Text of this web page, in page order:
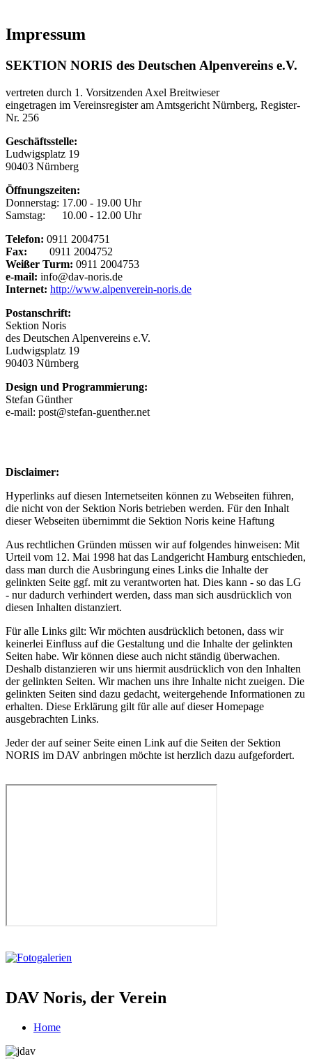
Impressum
SEKTION NORIS des Deutschen Alpenvereins e.V.
vertreten durch 1. Vorsitzenden Axel Breitwieser
eingetragen im Vereinsregister am Amtsgericht Nürnberg, Register-
Nr. 256
Geschäftsstelle:
Ludwigsplatz 19
90403 Nürnberg
Öffnungszeiten:
Donnerstag: 17.00 - 19.00 Uhr
Samstag: 10.00 - 12.00 Uhr
Telefon: 0911 2004751
Fax: 0911 2004752
Weißer Turm: 0911 2004753
e-mail: info@dav-noris.de
Internet: http://www.alpenverein-noris.de
Postanschrift:
Sektion Noris
des Deutschen Alpenvereins e.V.
Ludwigsplatz 19
90403 Nürnberg
Design und Programmierung:
Stefan Günther
e-mail: post@stefan-guenther.net
Disclaimer:
Hyperlinks auf diesen Internetseiten können zu Webseiten führen,
die nicht von der Sektion Noris betrieben werden. Für den Inhalt
dieser Webseiten übernimmt die Sektion Noris keine Haftung
Aus rechtlichen Gründen müssen wir auf folgendes hinweisen: Mit
Urteil vom 12. Mai 1998 hat das Landgericht Hamburg entschieden,
dass man durch die Ausbringung eines Links die Inhalte der
gelinkten Seite ggf. mit zu verantworten hat. Dies kann - so das LG
- nur dadurch verhindert werden, dass man sich ausdrücklich von
diesen Inhalten distanziert.
Für alle Links gilt: Wir möchten ausdrücklich betonen, dass wir
keinerlei Einfluss auf die Gestaltung und die Inhalte der gelinkten
Seiten habe. Wir können diese auch nicht ständig überwachen.
Deshalb distanzieren wir uns hiermit ausdrücklich von den Inhalten
der gelinkten Seiten. Wir machen uns ihre Inhalte nicht zueigen. Die
gelinkten Seiten sind dazu gedacht, weitergehende Informationen zu
erhalten. Diese Erklärung gilt für alle auf dieser Homepage
ausgebrachten Links.
Jeder der auf seiner Seite einen Link auf die Seiten der Sektion
NORIS im DAV anbringen möchte ist herzlich dazu aufgefordert.
DAV Noris, der Verein
Home